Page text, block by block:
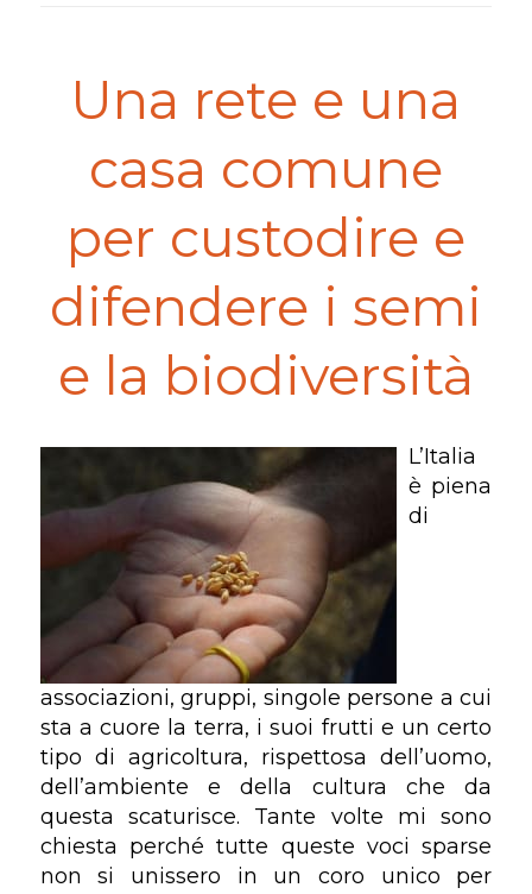
Una rete e una
casa comune
per custodire e
difendere i semi
e la biodiversità
L’Italia
è piena
di
associazioni, gruppi, singole persone a cui
sta a cuore la terra, i suoi frutti e un certo
tipo di agricoltura, rispettosa dell’uomo,
dell’ambiente e della cultura che da
questa scaturisce. Tante volte mi sono
chiesta perché tutte queste voci sparse
non si unissero in un coro unico per